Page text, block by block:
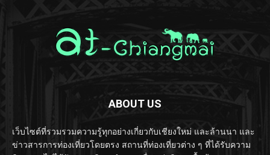
ABOUT US
เว็บไซต์ที่รวมรวมความรู้ทุกอย่างเกี่ยวกับเชียงใหม่ และล้านนา และ
ข่าวสารการท่องเที่ยวโดยตรง สถานที่ท่องเที่ยวต่าง ๆ ที่ได้รับความ